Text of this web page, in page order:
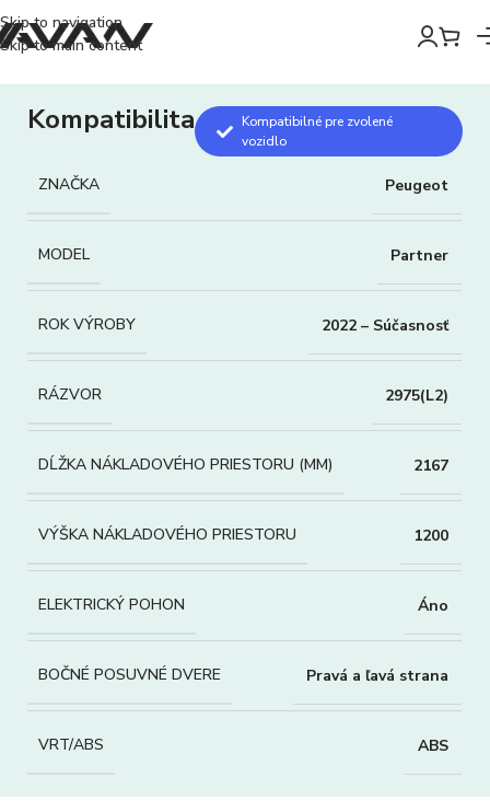
Skip to navigation
Skip to main content
Kompatibilita
Kompatibilné pre zvolené
vozidlo
ZNAČKA Peugeot
MODEL Partner
ROK VÝROBY 2022 – Súčasnosť
RÁZVOR 2975(L2)
DĹŽKA NÁKLADOVÉHO PRIESTORU (MM) 2167
VÝŠKA NÁKLADOVÉHO PRIESTORU 1200
ELEKTRICKÝ POHON Áno
BOČNÉ POSUVNÉ DVERE Pravá a ľavá strana
VRT/ABS ABS